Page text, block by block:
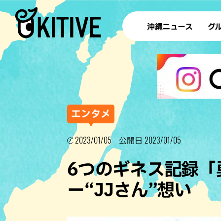
沖縄ニュース グ
ラ
テイ
すし
ステー
その他
エンタメ
2023/01/05 公開日 2023/01/05
6つのギネス記録
ー“JJさん”想い